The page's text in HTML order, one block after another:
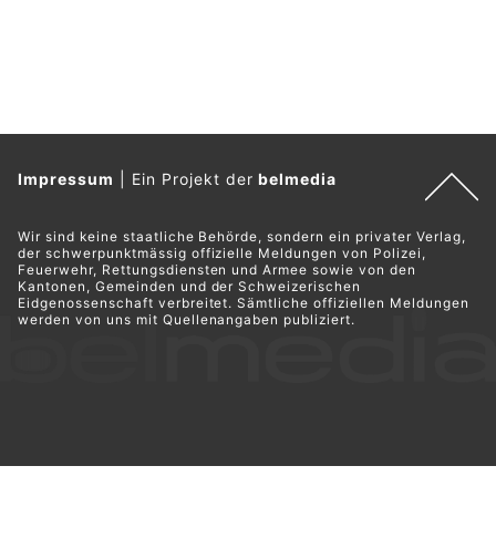
Impressum Ein Projekt derbelmedia
Wir sind keine staatliche Behörde, sondern ein privater Verlag,
der schwerpunktmässig offizielle Meldungen von Polizei,
Feuerwehr, Rettungsdiensten und Armee sowie von den
Kantonen, Gemeinden und der Schweizerischen
Eidgenossenschaft verbreitet. Sämtliche offiziellen Meldungen
werden von uns mit Quellenangaben publiziert.